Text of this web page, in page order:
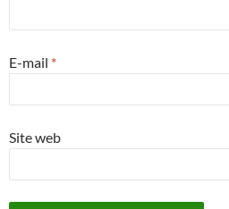
E-mail *
Site web